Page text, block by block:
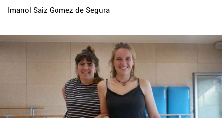
Imanol Saiz Gomez de Segura